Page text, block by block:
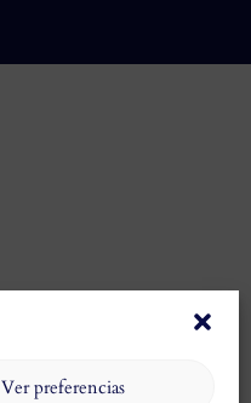
Ver preferencias